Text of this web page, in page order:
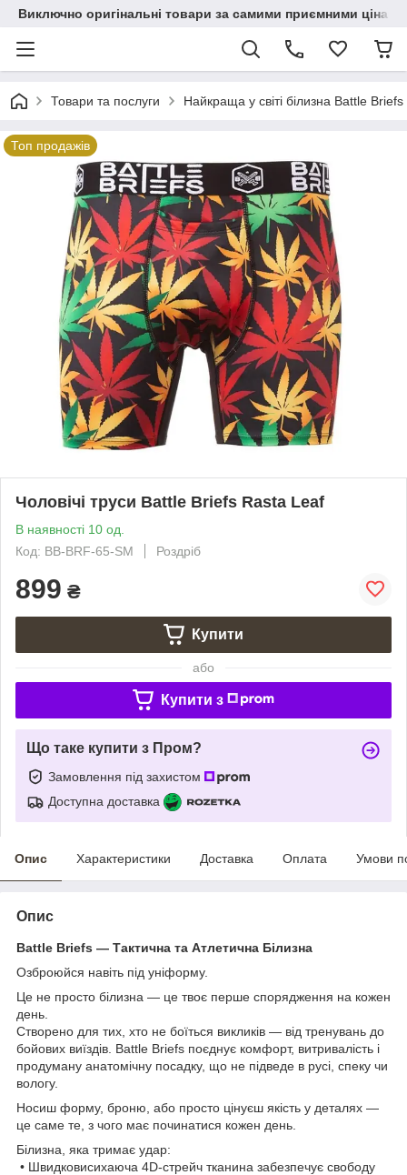
Виключно оригінальні товари за самими приємними
Товари та послуги Найкраща у світі білизна Battle Briefs
Топ продажів
Чоловічі труси Battle Briefs Rasta Leaf
В наявності 10 од.
Код: BB-BRF-65-SM
Роздріб
899 ₴
Купити
або
Купити з
Що таке купити з Пром?
Замовлення під захистом
Доступна доставка
Опис Характеристики Доставка Оплата Умови
Опис
Battle Briefs — Тактична та Атлетична Білизна
Озброюйся навіть під уніформу.
Це не просто білизна — це твоє перше спорядження на кожен
день.
Створено для тих, хто не боїться викликів — від тренувань до
бойових виїздів. Battle Briefs поєднує комфорт, витривалість і
продуману анатомічну посадку, що не підведе в русі, спеку чи
вологу.
Носиш форму, броню, або просто цінуєш якість у деталях —
це саме те, з чого має починатися кожен день.
Білизна, яка тримає удар:
• Швидковисихаюча 4D-стрейч тканина забезпечує свободу